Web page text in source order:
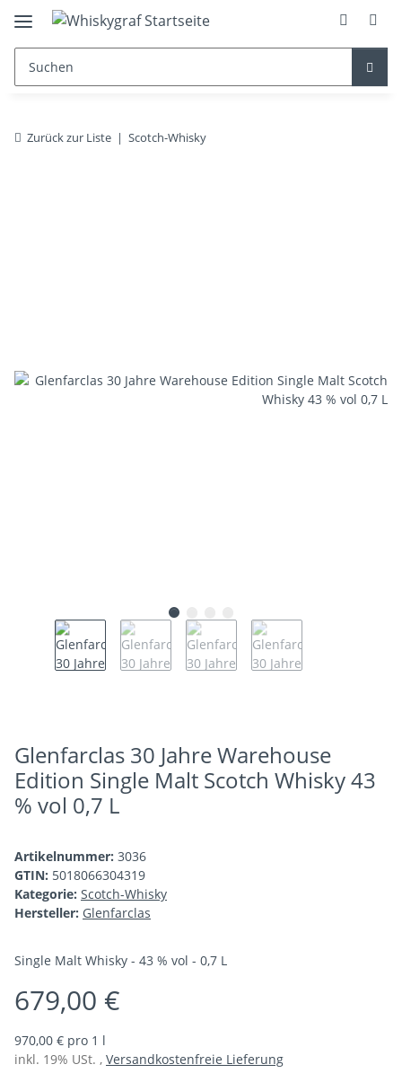
Zurück zur Liste Scotch-Whisky
Glenfarclas 30 Jahre Warehouse
Edition Single Malt Scotch Whisky 43
% vol 0,7 L
Artikelnummer: 3036
GTIN: 5018066304319
Kategorie: Scotch-Whisky
Hersteller: Glenfarclas
Single Malt Whisky - 43 % vol - 0,7 L
679,00 €
970,00 € pro 1 l
inkl. 19% USt. , Versandkostenfreie Lieferung